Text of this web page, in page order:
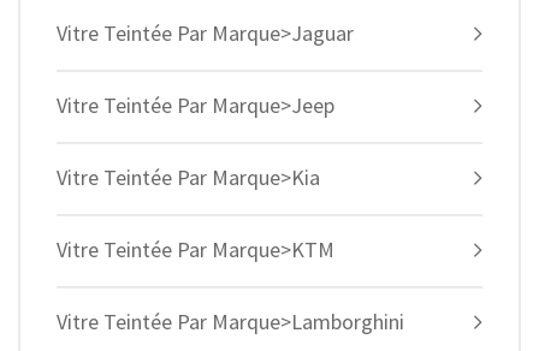
Vitre Teintée Par Marque>Jaguar
Vitre Teintée Par Marque>Jeep
Vitre Teintée Par Marque>Kia
Vitre Teintée Par Marque>KTM
Vitre Teintée Par Marque>Lamborghini